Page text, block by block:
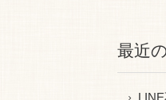
最近